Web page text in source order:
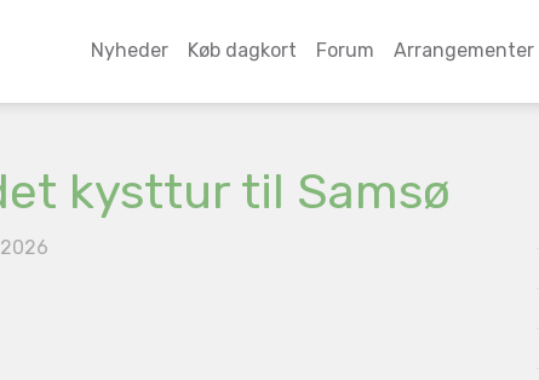
Nyheder Køb dagkort Forum Arrangementer
kysttur til Samsø